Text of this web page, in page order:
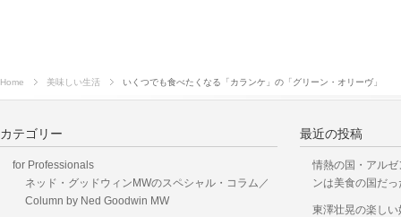
Home 美味しい生活 いくつでも食べたくなる「カランケ」の「グリーン・オリーヴ」
カテゴリー
for Professionals
ネッド・グッドウィンMWのスペシャル・コラム／
Column by Ned Goodwin MW
最近の投稿
情熱の国・アル
ンは美食の国だっ
東澤壮晃の楽し